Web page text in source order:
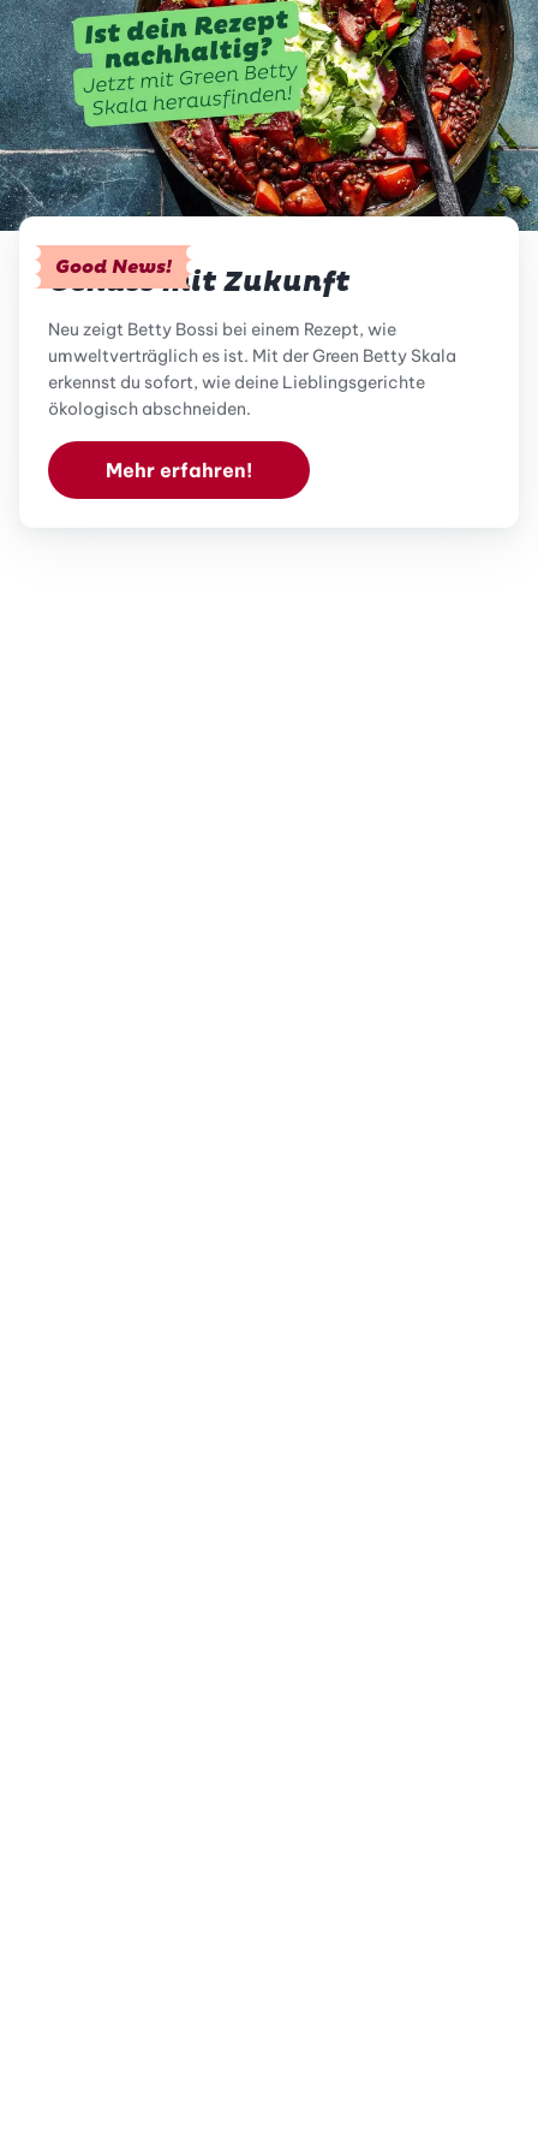
Good News!
Genuss mit Zukunft
Neu zeigt Betty Bossi bei einem Rezept, wie
umweltverträglich es ist. Mit der Green Betty Skala
erkennst du sofort, wie deine Lieblingsgerichte
ökologisch abschneiden.
Mehr erfahren!